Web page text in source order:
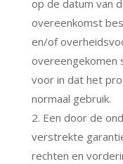
op de datum van
overeenkomst
en/of
overeengekomen
voor in dat het
normaal gebruik.
2. Een door de
verstrekte
rechten en